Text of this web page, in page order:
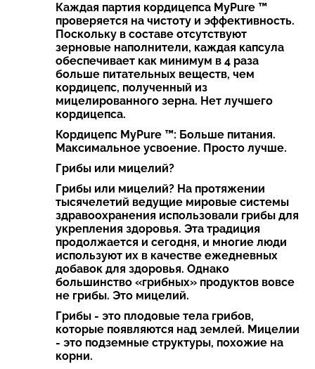
Каждая партия кордицепса MyPure ™
проверяется на чистоту и эффективность.
Поскольку в составе отсутствуют
зерновые наполнители, каждая капсула
обеспечивает как минимум в 4 раза
больше питательных веществ, чем
кордицепс, полученный из
мицелированного зерна. Нет лучшего
кордицепса.
Кордицепс MyPure ™: Больше питания.
Максимальное усвоение. Просто лучше.
Грибы или мицелий?
Грибы или мицелий? На протяжении
тысячелетий ведущие мировые системы
здравоохранения использовали грибы для
укрепления здоровья. Эта традиция
продолжается и сегодня, и многие люди
используют их в качестве ежедневных
добавок для здоровья. Однако
большинство «грибных» продуктов вовсе
не грибы. Это мицелий.
Грибы - это плодовые тела грибов,
которые появляются над землей. Мицелии
- это подземные структуры, похожие на
корни.